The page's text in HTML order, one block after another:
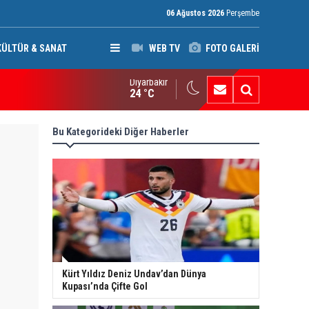
06 Ağustos 2026 Perşembe
WEB TV FOTO GALERİ
& SANAT
Pezeşkiyan gerilimi: Hamaney’den istifa uyarısı
Diyarbakır
24 °C
Bu Kategorideki Diğer Haberler
Kürt Yıldız Deniz Undav’dan Dünya
Kupası’nda Çifte Gol